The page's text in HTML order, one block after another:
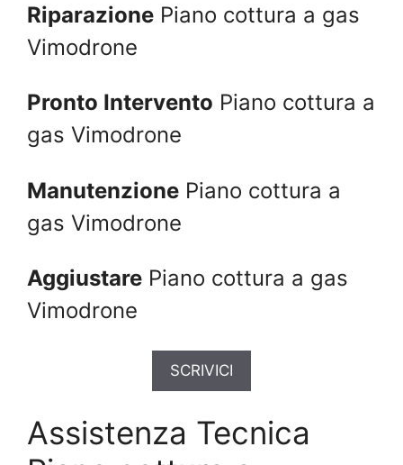
Riparazione Piano cottura a gas
Vimodrone
Pronto Intervento Piano cottura a
gas Vimodrone
Manutenzione Piano cottura a
gas Vimodrone
Aggiustare Piano cottura a gas
Vimodrone
SCRIVICI
Assistenza Tecnica